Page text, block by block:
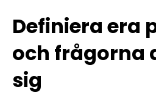
Definiera era
och frågorna
sig